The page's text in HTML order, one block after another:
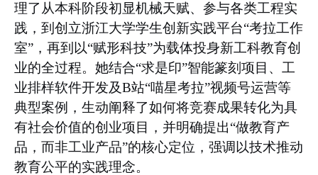
理了从本科阶段初显机械天赋、参与各类工程实
践，到创立浙江大学学生创新实践平台“考拉工作
室”，再到以“赋形科技”为载体投身新工科教育创
业的全过程。她结合“求是印”智能篆刻项目、工
业排样软件开发及B站“喵星考拉”视频号运营等
典型案例，生动阐释了如何将竞赛成果转化为具
有社会价值的创业项目，并明确提出“做教育产
品，而非工业产品”的核心定位，强调以技术推动
教育公平的实践理念。